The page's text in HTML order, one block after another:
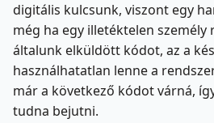
digitális kulcsunk, viszont egy
még ha egy illetéktelen személy
általunk elküldött kódot, az a
használhatatlan lenne a
már a következő kódot várná,
tudna bejutni.